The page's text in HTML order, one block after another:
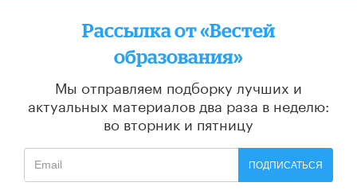
Рассылка от «Вестей
образования»
Мы отправляем подборку лучших и
актуальных материалов два раза в неделю:
во вторник и пятницу
ПОДПИСАТЬСЯ